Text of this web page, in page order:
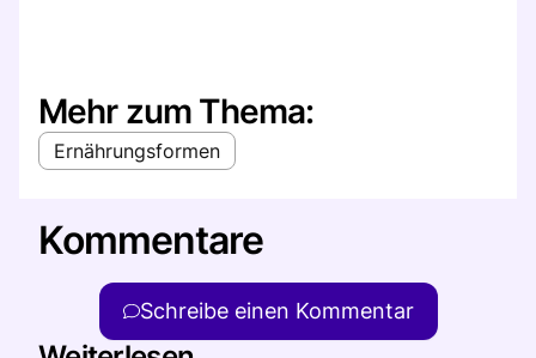
Mehr zum Thema:
Ernährungsformen
Kommentare
Schreibe einen Kommentar